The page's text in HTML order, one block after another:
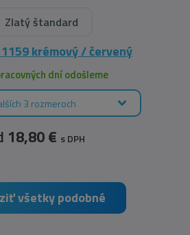
Zlatý štandard
1159 krémový / červený
dní odošleme
3 rozmeroch
18,80 € s DPH
všetky podobné